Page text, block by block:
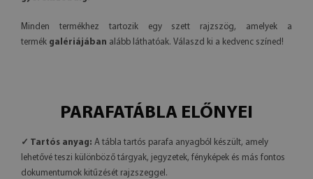
Minden termékhez tartozik egy szett rajzszög, amelyek a
termék galériájában alább láthatóak. Válaszd ki a kedvenc színed!
PARAFATÁBLA ELŐNYEI
✓ Tartós anyag: A tábla tartós parafa anyagból készült, amely
lehetővé teszi különböző tárgyak, jegyzetek, fényképek és más fontos
dokumentumok kitűzését rajzszeggel.